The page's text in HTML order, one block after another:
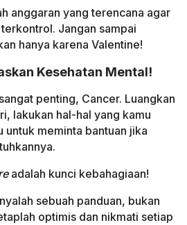
anggaran yang terencana agar
Jangan sampai
hanya karena Valentine!
Kesehatan Mental!
penting, Cancer. Luangkan
lakukan hal-hal yang kamu
untuk meminta bantuan jika
adalah kunci kebahagiaan!
sebuah panduan, bukan
optimis dan nikmati setiap